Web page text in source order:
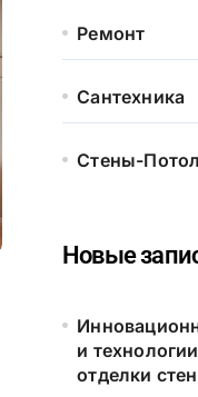
Ремонт
Сантехника
Стены-
Новые
и
отделки